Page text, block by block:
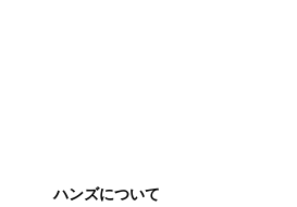
ハンズについて